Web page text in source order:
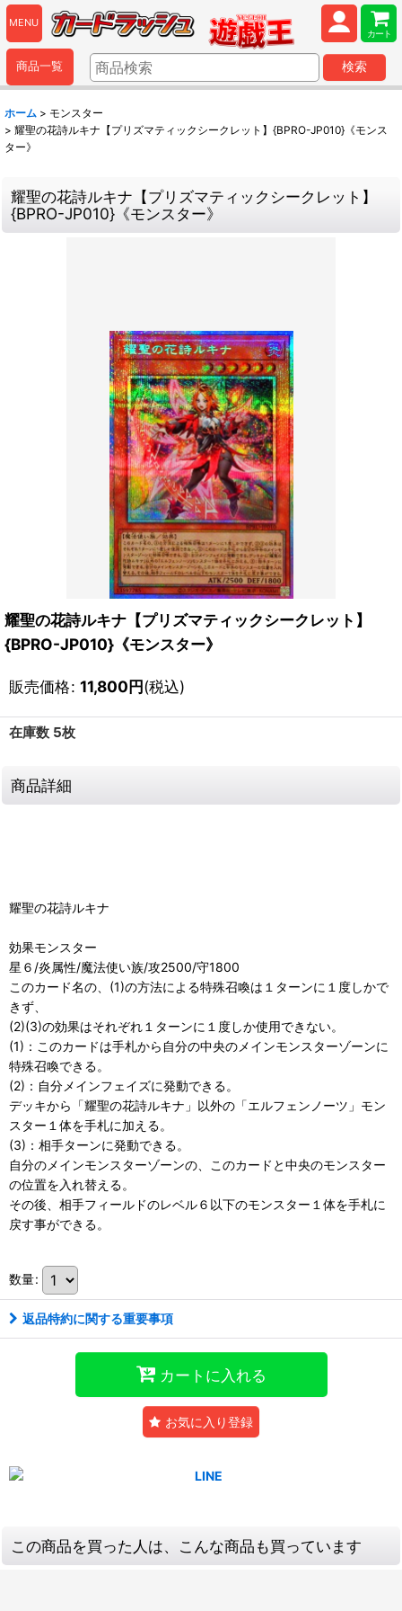
MENU
カート
商品一覧 検索
ホーム > モンスター
> 耀聖の花詩ルキナ【プリズマティックシークレット】{BPRO-JP010}《モンス
ター》
耀聖の花詩ルキナ【プリズマティックシークレット】
{BPRO-JP010}《モンスター》
耀聖の花詩ルキナ【プリズマティックシークレット】
{BPRO-JP010}《モンスター》
販売価格: 11,800円(税込)
在庫数 5枚
商品詳細
耀聖の花詩ルキナ
効果モンスター
星６/炎属性/魔法使い族/攻2500/守1800
このカード名の、(1)の方法による特殊召喚は１ターンに１度しかで
きず、
(2)(3)の効果はそれぞれ１ターンに１度しか使用できない。
(1)：このカードは手札から自分の中央のメインモンスターゾーンに
特殊召喚できる。
(2)：自分メインフェイズに発動できる。
デッキから「耀聖の花詩ルキナ」以外の「エルフェンノーツ」モン
スター１体を手札に加える。
(3)：相手ターンに発動できる。
自分のメインモンスターゾーンの、このカードと中央のモンスター
の位置を入れ替える。
その後、相手フィールドのレベル６以下のモンスター１体を手札に
戻す事ができる。
数量:
返品特約に関する重要事項
カートに入れる
お気に入り登録
この商品を買った人は、こんな商品も買っています